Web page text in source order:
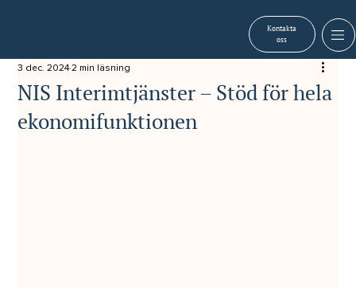
Kontakta
oss
NIS Interimtjänster – Stöd för hela
ekonomifunktionen
3 dec. 2024 2 min läsning